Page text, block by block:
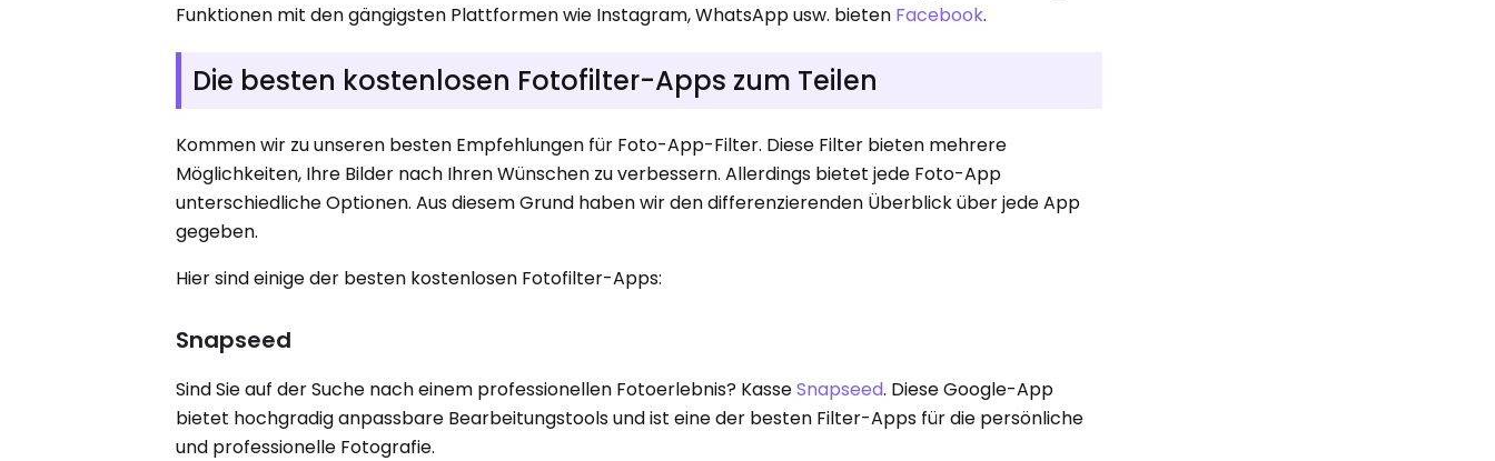
Funktionen mit den gängigsten Plattformen wie Instagram, WhatsApp usw. bieten Facebook.
Die besten kostenlosen Fotofilter-Apps zum Teilen
Kommen wir zu unseren besten Empfehlungen für Foto-App-Filter. Diese Filter bieten mehrere
Möglichkeiten, Ihre Bilder nach Ihren Wünschen zu verbessern. Allerdings bietet jede Foto-App
unterschiedliche Optionen. Aus diesem Grund haben wir den differenzierenden Überblick über jede App
gegeben.
Hier sind einige der besten kostenlosen Fotofilter-Apps:
Snapseed
Sind Sie auf der Suche nach einem professionellen Fotoerlebnis? KasseSnapseed. Diese Google-App
bietet hochgradig anpassbare Bearbeitungstools und ist eine der besten Filter-Apps für die persönliche
und professionelle Fotografie.